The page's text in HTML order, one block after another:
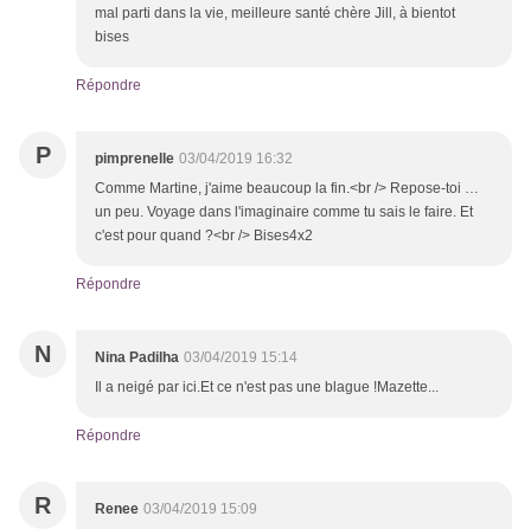
mal parti dans la vie, meilleure santé chère Jill, à bientot
bises
Répondre
P pimprenelle 03/04/2019 16:32
Comme Martine, j'aime beaucoup la fin.<br /> Repose-toi …
un peu. Voyage dans l'imaginaire comme tu sais le faire. Et
c'est pour quand ?<br /> Bises4x2
Répondre
N Nina Padilha 03/04/2019 15:14
Il a neigé par ici.Et ce n'est pas une blague !Mazette...
Répondre
R Renee 03/04/2019 15:09